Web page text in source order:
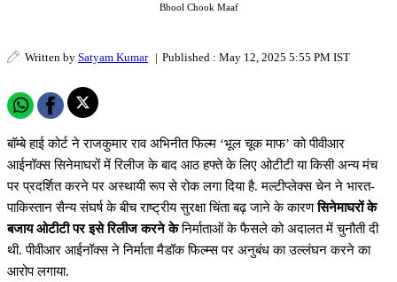
Bhool Chook Maaf
Written by Satyam Kumar | Published : May 12, 2025 5:55 PM IST
बॉम्बे हाई कोर्ट ने राजकुमार राव अभिनीत फिल्म ‘भूल चूक माफ’ को पीवीआर
आईनॉक्स सिनेमाघरों में रिलीज के बाद आठ हफ्ते के लिए ओटीटी या किसी अन्य मंच
पर प्रदर्शित करने पर अस्थायी रूप से रोक लगा दिया है. मल्टीप्लेक्स चेन ने भारत-
पाकिस्तान सैन्य संघर्ष के बीच राष्ट्रीय सुरक्षा चिंता बढ़ जाने के कारणसिनेमाघरों के
बजाय ओटीटी पर इसे रिलीज करने केनिर्माताओं के फैसले को अदालत में चुनौती दी
थी. पीवीआर आईनॉक्स ने निर्माता मैडॉक फिल्म्स पर अनुबंध का उल्लंघन करने का
आरोप लगाया.